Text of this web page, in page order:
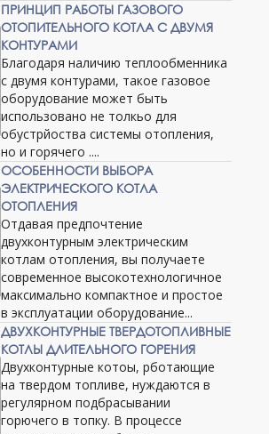
ПРИНЦИП РАБОТЫ ГАЗОВОГО
ОТОПИТЕЛЬНОГО КОТЛА С ДВУМЯ
КОНТУРАМИ
Благодаря наличию теплообменника
с двумя контурами, такое газовое
оборудование может быть
использовано не толкьо для
обустрйоства системы отопления,
но и горячего ....
ОСОБЕННОСТИ ВЫБОРА
ЭЛЕКТРИЧЕСКОГО КОТЛА
ОТОПЛЕНИЯ
Отдавая предпочтение
двухконтурным электрическим
котлам отопления, вы получаете
современное высокотехнологичное
максимально компактное и простое
в эксплуатации оборудование...
ДВУХКОНТУРНЫЕ ТВЕРДОТОПЛИВНЫЕ
КОТЛЫ ДЛИТЕЛЬНОГО ГОРЕНИЯ
Двухконтурные котоы, рботающие
на твердом топливе, нуждаются в
регулярном подбрасывании
горючего в топку. В процессе